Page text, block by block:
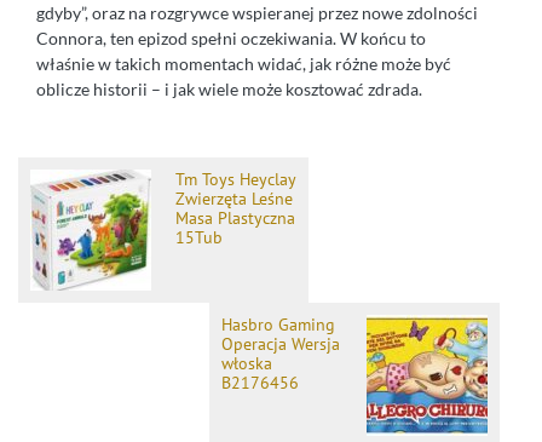
gdyby”, oraz na rozgrywce wspieranej przez nowe zdolności
Connora, ten epizod spełni oczekiwania. W końcu to
właśnie w takich momentach widać, jak różne może być
oblicze historii – i jak wiele może kosztować zdrada.
Tm Toys Heyclay
Zwierzęta Leśne
Masa Plastyczna
15Tub
Hasbro Gaming
Operacja Wersja
włoska
B2176456